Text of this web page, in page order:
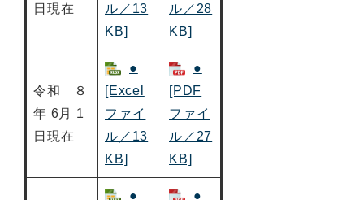
日現在
ル／13
KB]
ル／28
KB]
令和 ８
年 6月 1
日現在
●
[Excel
ファイ
ル／13
KB]
●
[PDF
ファイ
ル／27
KB]
●
●